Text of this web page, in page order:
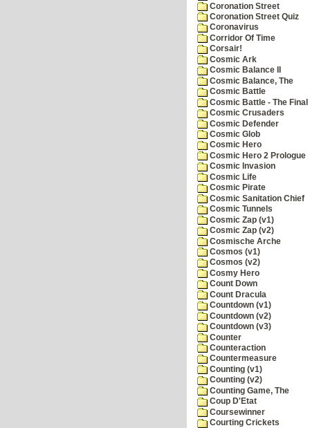
Coronation Street
Coronation Street Quiz
Coronavirus
Corridor Of Time
Corsair!
Cosmic Ark
Cosmic Balance II
Cosmic Balance, The
Cosmic Battle
Cosmic Battle - The
Cosmic Crusaders
Cosmic Defender
Cosmic Glob
Cosmic Hero
Cosmic Hero 2 Prologue
Cosmic Invasion
Cosmic Life
Cosmic Pirate
Cosmic Sanitation Chief
Cosmic Tunnels
Cosmic Zap (v1)
Cosmic Zap (v2)
Cosmische Arche
Cosmos (v1)
Cosmos (v2)
Cosmy Hero
Count Down
Count Dracula
Countdown (v1)
Countdown (v2)
Countdown (v3)
Counter
Counteraction
Countermeasure
Counting (v1)
Counting (v2)
Counting Game, The
Coup D'Etat
Coursewinner
Courting Crickets